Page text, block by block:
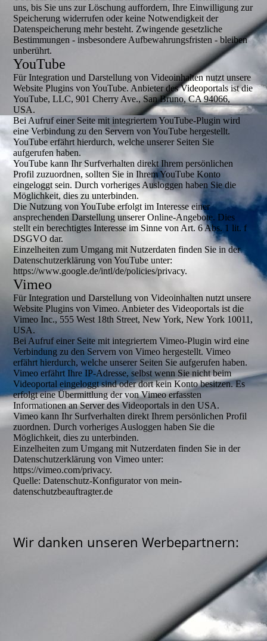
uns, bis Sie uns zur Löschung auffordern, Ihre Einwilligung zur
Speicherung widerrufen oder keine Notwendigkeit der
Datenspeicherung mehr besteht. Zwingende gesetzliche
Bestimmungen - insbesondere Aufbewahrungsfristen - bleiben
unberührt.
YouTube
Für Integration und Darstellung von Videoinhalten nutzt unsere
Website Plugins von YouTube. Anbieter des Videoportals ist die
YouTube, LLC, 901 Cherry Ave., San Bruno, CA 94066,
USA.
Bei Aufruf einer Seite mit integriertem YouTube-Plugin wird
eine Verbindung zu den Servern von YouTube hergestellt.
YouTube erfährt hierdurch, welche unserer Seiten Sie
aufgerufen haben.
YouTube kann Ihr Surfverhalten direkt Ihrem persönlichen
Profil zuzuordnen, sollten Sie in Ihrem YouTube Konto
eingeloggt sein. Durch vorheriges Ausloggen haben Sie die
Möglichkeit, dies zu unterbinden.
Die Nutzung von YouTube erfolgt im Interesse einer
ansprechenden Darstellung unserer Online-Angebote. Dies
stellt ein berechtigtes Interesse im Sinne von Art. 6 Abs. 1 lit. f
DSGVO dar.
Einzelheiten zum Umgang mit Nutzerdaten finden Sie in der
Datenschutzerklärung von YouTube unter:
https://www.google.de/intl/de/policies/privacy.
Vimeo
Für Integration und Darstellung von Videoinhalten nutzt unsere
Website Plugins von Vimeo. Anbieter des Videoportals ist die
Vimeo Inc., 555 West 18th Street, New York, New York 10011,
USA.
Bei Aufruf einer Seite mit integriertem Vimeo-Plugin wird eine
Verbindung zu den Servern von Vimeo hergestellt. Vimeo
erfährt hierdurch, welche unserer Seiten Sie aufgerufen haben.
Vimeo erfährt Ihre IP-Adresse, selbst wenn Sie nicht beim
Videoportal eingeloggt sind oder dort kein Konto besitzen. Es
erfolgt eine Übermittlung der von Vimeo erfassten
Informationen an Server des Videoportals in den USA.
Vimeo kann Ihr Surfverhalten direkt Ihrem persönlichen Profil
zuordnen. Durch vorheriges Ausloggen haben Sie die
Möglichkeit, dies zu unterbinden.
Einzelheiten zum Umgang mit Nutzerdaten finden Sie in der
Datenschutzerklärung von Vimeo unter:
https://vimeo.com/privacy.
Quelle: Datenschutz-Konfigurator von mein-
datenschutzbeauftragter.de
Wir danken unseren Werbepartnern: